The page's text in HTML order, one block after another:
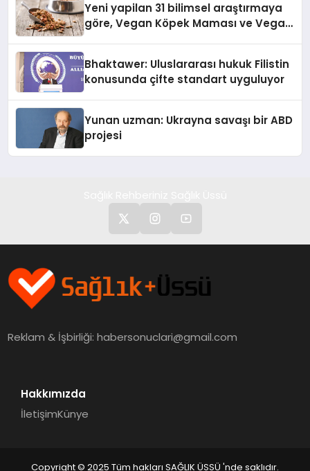
Yeni yapilan 31 bilimsel araştırmaya
göre, Vegan Köpek Maması ve Vegan
Bhaktawer: Uluslararası hukuk Filistin
konusunda çifte standart uyguluyor
Yunan uzman: Ukrayna savaşı bir ABD
projesi
Reklam & İşbirliği:habersonuclari@gmail.com
Hakkımızda
İletişimKünye
Copyright © 2025 Tüm hakları SAĞLIK ÜSSÜ 'nde saklıdır.